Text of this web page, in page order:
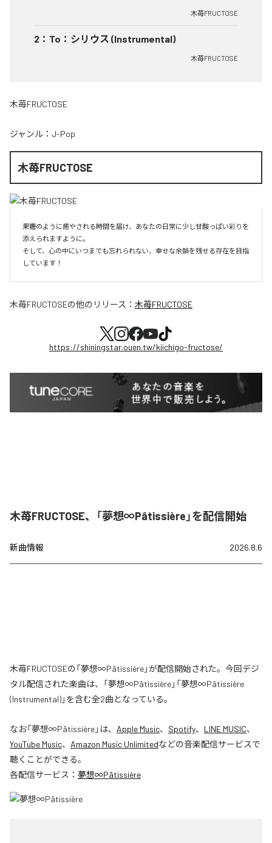
木苺FRUCTOSE
2 ： To：シリウス (Instrumental)
木苺FRUCTOSE
木苺FRUCTOSE
ジャンル： J-Pop
木苺FRUCTOSE
果糖のように癒やされる時間を届け、あなたの日常に少し甘酸っぱい彩りを
添えられますように。
そして、心の中にいつまでも忘れられない、幸せな余韻を残せる存在を目指
しています！
木苺FRUCTOSEの他のリリース： 木苺FRUCTOSE
https://shiningstar.ouen.tw/kiichigo-fructose/
木苺FRUCTOSE、「夢想∞Pâtissière」を配信開始
新曲情報 2026.8.6
木苺FRUCTOSEの「夢想∞Pâtissière」が配信開始された。今回デジ
タル配信された楽曲は、「夢想∞Pâtissière」「夢想∞Pâtissière
(Instrumental)」を含む全2曲となっている。
なお「夢想∞Pâtissière」は、 Apple Music、 Spotify、 LINE MUSIC、
YouTube Music、 Amazon Music Unlimitedなどの音楽配信サービスで
聴くことができる。
各配信サービス： 夢想∞Pâtissière